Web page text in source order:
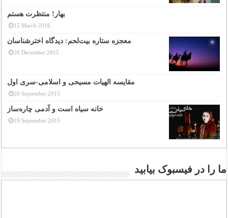
بهار! منتظرت هستم
15 March 2016
معجزه ستاره بیت‌لحم: دیدگاه اخترشناسان
26 December 2015
مقایسه الهیات مسیحی و اسلامی-سری اول
20 September 2015
خانه سیاه است و آدمی چاره‌ساز
19 September 2015
ما را در فیسبوک بیابید